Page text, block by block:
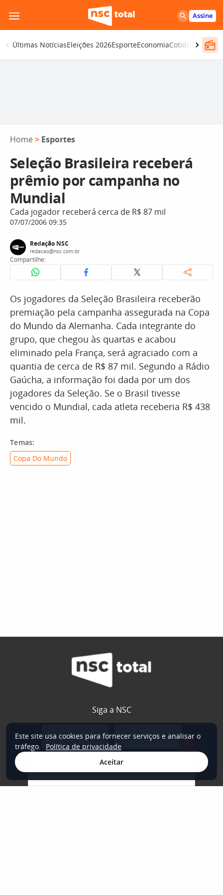
para
o
conteúdo
Assine
Últimas NotíciasEleições 2026EsporteEconomiaCotidiano
Home > Esportes
Seleção Brasileira receberá
prêmio por campanha no
Mundial
Cada jogador receberá cerca de R$ 87 mil
07/07/2006 09:35
Redação NSC
redacao@nsc.com.br
Compartilhe:
Os jogadores da Seleção Brasileira receberão
premiação pela campanha assegurada na Copa
do Mundo da Alemanha. Cada integrante do
grupo, que chegou às quartas e acabou
eliminado pela França, será agraciado com a
quantia de cerca de R$ 87 mil. Segundo a Rádio
Gaúcha, a informação foi dada por um dos
jogadores da Seleção. Se o Brasil tivesse
vencido o Mundial, cada atleta receberia R$ 438
mil.
Temas:
Copa Do Mundo
Siga a NSC
Este site usa cookies para fornecer serviços e analisar o
tráfego.
Política de privacidade
Aceitar